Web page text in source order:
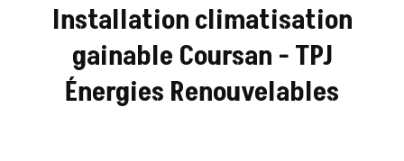
Installation climatisation
gainable Coursan - TPJ
Énergies Renouvelables